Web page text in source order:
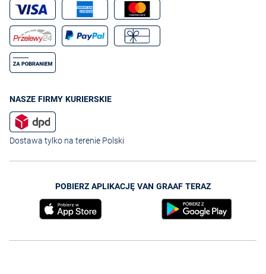
NASZE FIRMY KURIERSKIE
Dostawa tylko na terenie Polski
POBIERZ APLIKACJĘ VAN GRAAF TERAZ